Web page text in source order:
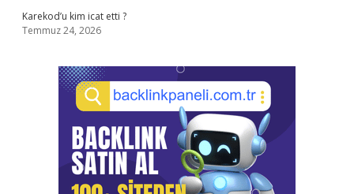
Karekod’u kim icat etti ?
Temmuz 24, 2026